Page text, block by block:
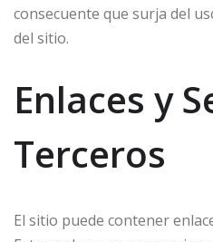
consecuente que surja del
del sitio.
Enlaces y
Terceros
El sitio puede contener